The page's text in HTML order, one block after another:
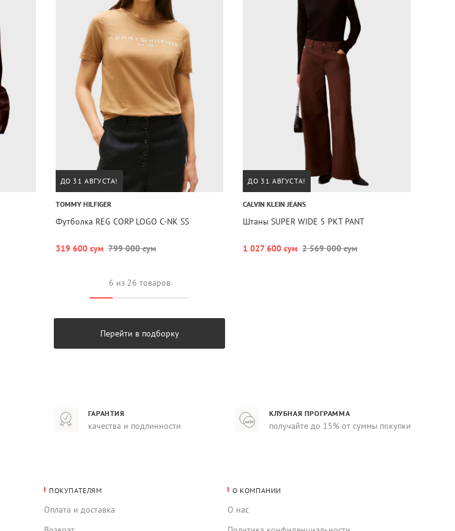
ДО 31 АВГУСТА!
TOMMY HILFIGER
Футболка REG CORP LOGO C-NK SS
319 600 сум 799 000 сум
ДО 31 АВГУСТА!
CALVIN KLEIN JEANS
Штаны SUPER WIDE 5 PKT PANT
1 027 600 сум 2 569 000 сум
6 из 26 товаров
Перейти в подборку
ГАРАНТИЯ
качества и подлинности
КЛУБНАЯ ПРОГРАММА
получайте до 15% от суммы покупки
ПОКУПАТЕЛЯМ
Оплата и доставка
О КОМПАНИИ
О нас